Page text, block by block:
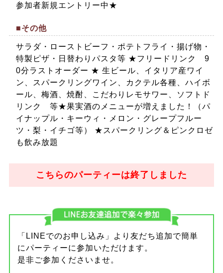
参加者新規エントリー中★
■その他
サラダ・ローストビーフ・ポテトフライ・揚げ物・
特製ピザ・日替わりパスタ等 ★フリードリンク 9
0分ラストオーダー ★ 生ビール、イタリア産ワイ
ン、スパークリングワイン、カクテル各種、ハイボ
ール、梅酒、焼酎、こだわりレモサワー、ソフトド
リンク 等★果実酒のメニューが増えました！（パ
イナップル・キーウィ・メロン・グレープフルー
ツ・梨・イチゴ等） ★スパークリング＆ピンクロゼ
も飲み放題
こちらのパーティーは終了しました
「LINEでのお申し込み」より友だち追加で簡単
にパーティーに参加いただけます。
是非ご参加くださいませ。